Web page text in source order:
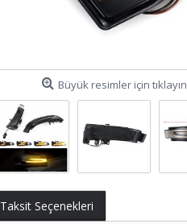
Büyük resimler için tıklayın
Taksit Seçenekleri